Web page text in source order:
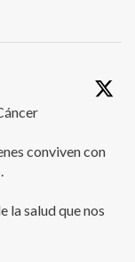
conviven con
la salud que nos